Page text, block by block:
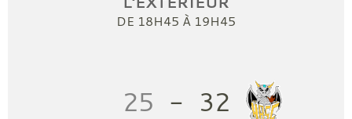
DE 18H45 À 19H45
25 - 32